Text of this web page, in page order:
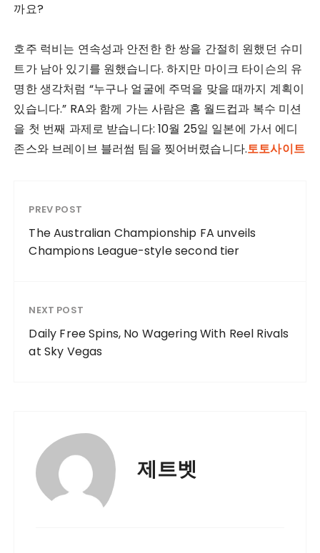
까요?
호주 럭비는 연속성과 안전한 한 쌍을 간절히 원했던 슈미
트가 남아 있기를 원했습니다. 하지만 마이크 타이슨의 유
명한 생각처럼 “누구나 얼굴에 주먹을 맞을 때까지 계획이
있습니다.” RA와 함께 가는 사람은 홈 월드컵과 복수 미션
을 첫 번째 과제로 받습니다: 10월 25일 일본에 가서 에디
존스와 브레이브 블러썸 팀을 찢어버렸습니다.토토사이트
PREV POST
The Australian Championship FA unveils
Champions League-style second tier
NEXT POST
Daily Free Spins, No Wagering With Reel Rivals
at Sky Vegas
제트벳